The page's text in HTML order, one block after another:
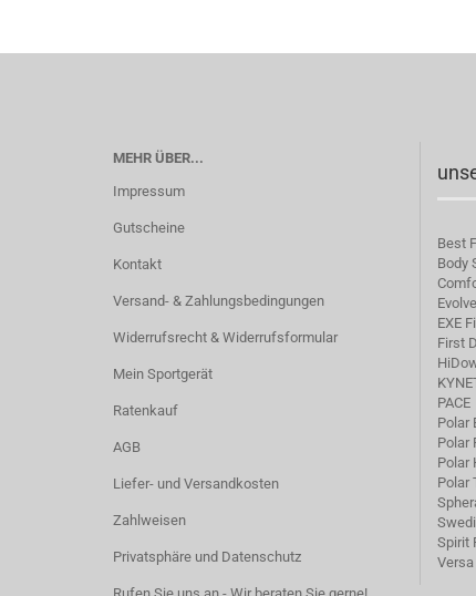
MEHR ÜBER...
Impressum
Gutscheine
Kontakt
Versand- & Zahlungsbedingungen
Widerrufsrecht & Widerrufsformular
Mein Sportgerät
Ratenkauf
AGB
Liefer- und Versandkosten
Zahlweisen
Privatsphäre und Datenschutz
Best
Body
C
Evolve
EXE
First
PACE
Polar
Polar
Polar
Polar
Spirit